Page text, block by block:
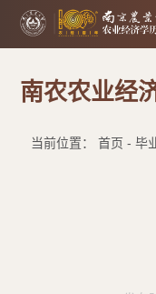
南农农业经
当前位置： 首页 - 毕